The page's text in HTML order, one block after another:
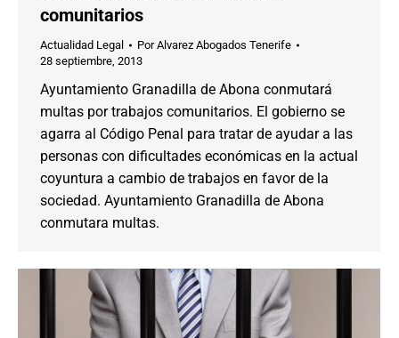
comunitarios
Actualidad Legal PorAlvarez Abogados Tenerife
28 septiembre, 2013
Ayuntamiento Granadilla de Abona conmutará
multas por trabajos comunitarios. El gobierno se
agarra al Código Penal para tratar de ayudar a las
personas con dificultades económicas en la actual
coyuntura a cambio de trabajos en favor de la
sociedad. Ayuntamiento Granadilla de Abona
conmutara multas.